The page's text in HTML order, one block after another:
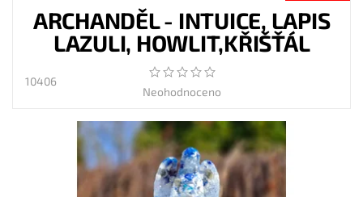
ARCHANDĚL - INTUICE, LAPIS
LAZULI, HOWLIT,KŘIŠŤÁL
10406
Neohodnoceno